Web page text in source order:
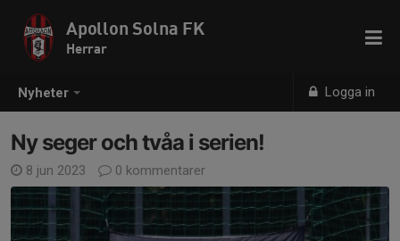
Nyheter Logga in
Apollon Solna FK
Herrar
Ny seger och tvåa i serien!
8 jun 2023 0 kommentarer